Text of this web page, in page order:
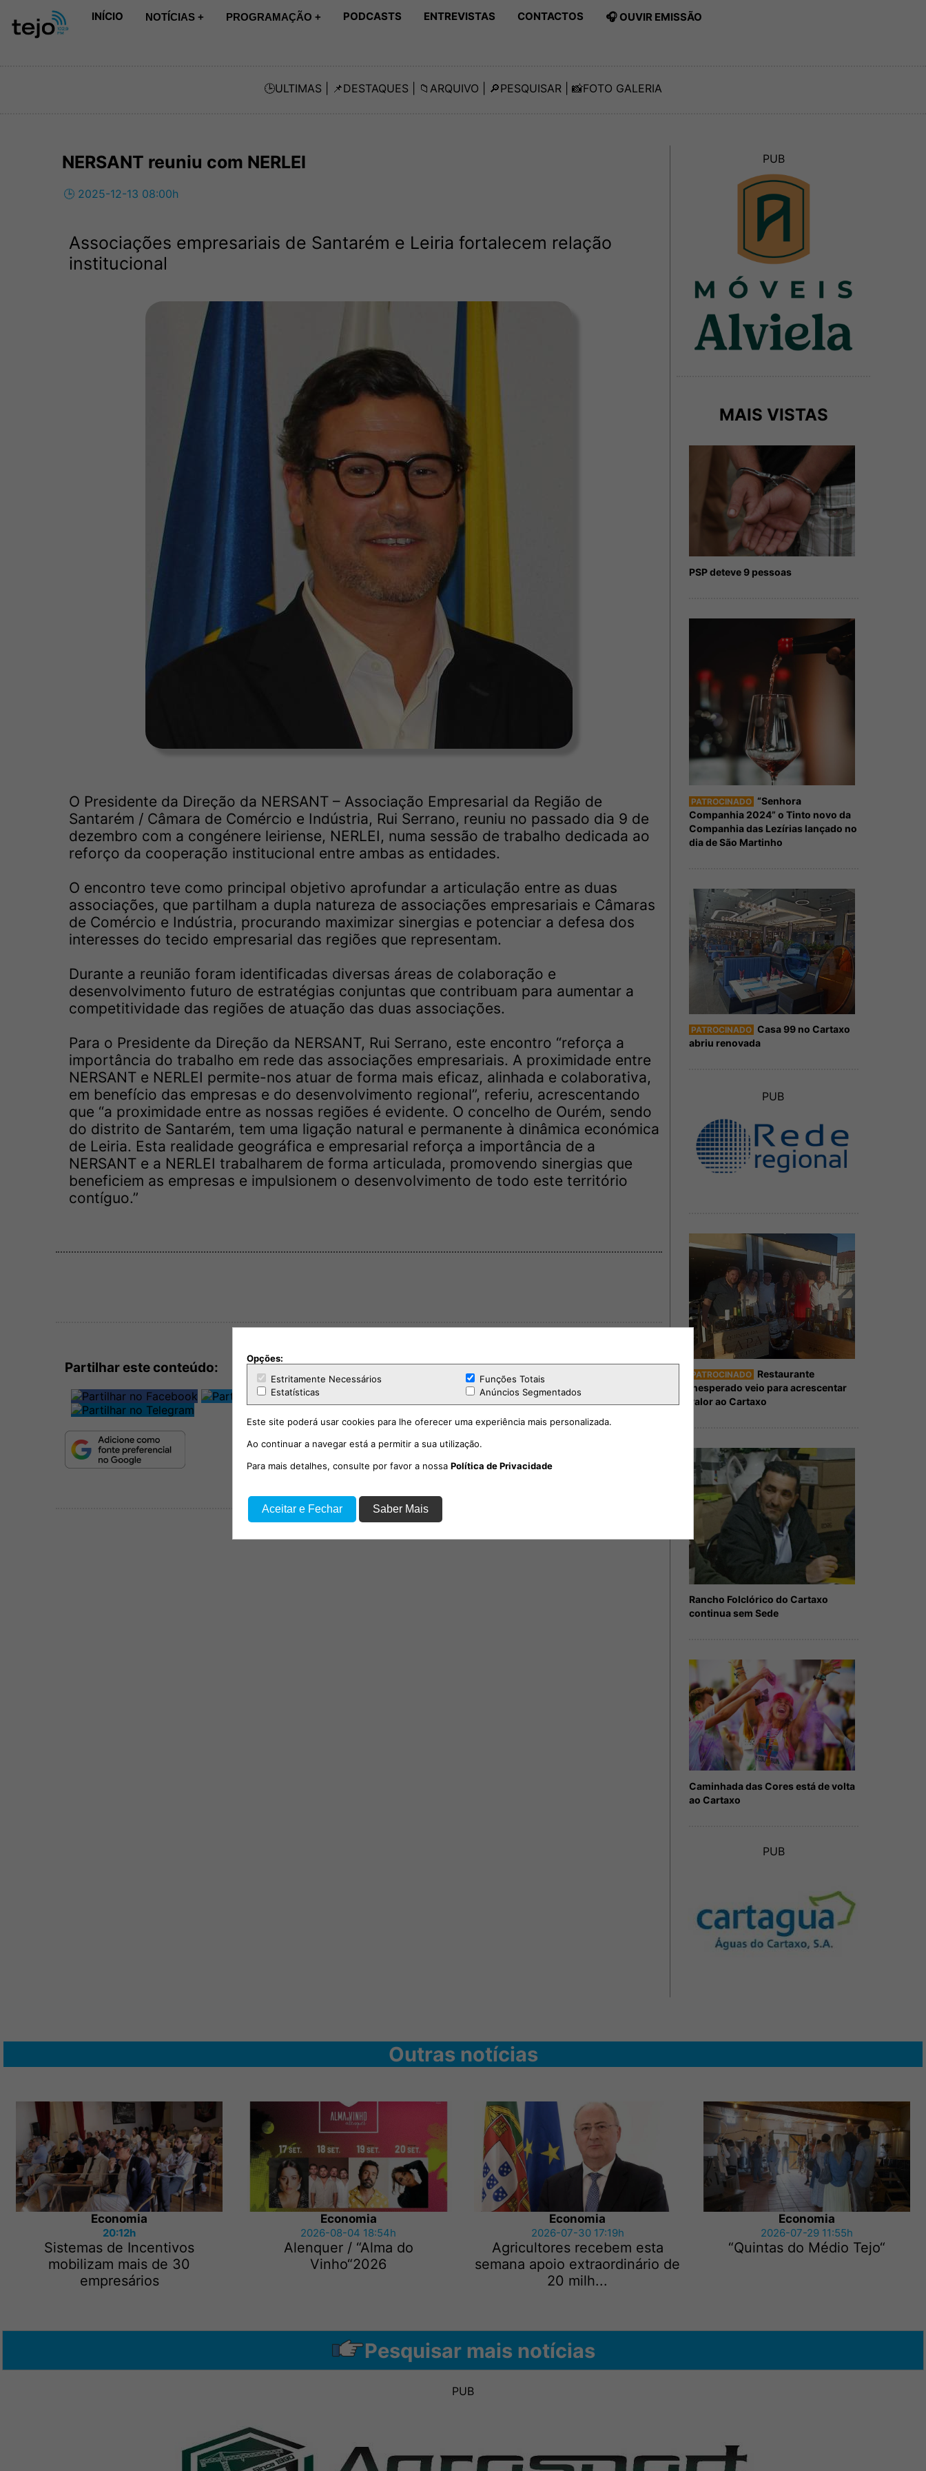
INÍCIO NOTÍCIAS + PROGRAMAÇÃO + PODCASTS ENTREVISTAS CONTACTOS 🎧 OUVIR EMISSÃO
🕒ULTIMAS | 📌DESTAQUES | 📁 ARQUIVO | 🔎PESQUISAR | 📸FOTO GALERIA
NERSANT reuniu com NERLEI
🕒 2025-12-13 08:00h
Associações empresariais de Santarém e Leiria fortalecem relação
institucional
O Presidente da Direção da NERSANT – Associação Empresarial da Região de
Santarém / Câmara de Comércio e Indústria, Rui Serrano, reuniu no passado dia 9 de
dezembro com a congénere leiriense, NERLEI, numa sessão de trabalho dedicada ao
reforço da cooperação institucional entre ambas as entidades.
O encontro teve como principal objetivo aprofundar a articulação entre as duas
associações, que partilham a dupla natureza de associações empresariais e Câmaras
de Comércio e Indústria, procurando maximizar sinergias e potenciar a defesa dos
interesses do tecido empresarial das regiões que representam.
Durante a reunião foram identificadas diversas áreas de colaboração e
desenvolvimento futuro de estratégias conjuntas que contribuam para aumentar a
competitividade das regiões de atuação das duas associações.
Para o Presidente da Direção da NERSANT, Rui Serrano, este encontro “reforça a
importância do trabalho em rede das associações empresariais. A proximidade entre
NERSANT e NERLEI permite-nos atuar de forma mais eficaz, alinhada e colaborativa,
em benefício das empresas e do desenvolvimento regional”, referiu, acrescentando
que “a proximidade entre as nossas regiões é evidente. O concelho de Ourém, sendo
do distrito de Santarém, tem uma ligação natural e permanente à dinâmica económica
de Leiria. Esta realidade geográfica e empresarial reforça a importância de a
NERSANT e a NERLEI trabalharem de forma articulada, promovendo sinergias que
beneficiem as empresas e impulsionem o desenvolvimento de todo este território
contíguo.”
Partilhar este conteúdo:
PUB
MAIS VISTAS
PSP deteve 9 pessoas
PATROCINADO “Senhora
Companhia 2024” o Tinto novo da
Companhia das Lezírias lançado no
dia de São Martinho
PATROCINADO Casa 99 no Cartaxo
abriu renovada
PUB
PATROCINADO Restaurante
Inesperado veio para acrescentar
valor ao Cartaxo
Rancho Folclórico do Cartaxo
continua sem Sede
Caminhada das Cores está de volta
ao Cartaxo
PUB
Outras notícias
Economia
20:12h
Sistemas de Incentivos
mobilizam mais de 30
empresários
Economia
2026-08-04 18:54h
Alenquer / “Alma do
Vinho“2026
Economia
2026-07-30 17:19h
Agricultores recebem esta
semana apoio extraordinário de
20 milh...
Economia
2026-07-29 11:55h
“Quintas do Médio Tejo“
Pesquisar mais notícias
PUB
Opções:
Estritamente Necessários
Funções Totais
Estatísticas
Anúncios Segmentados
Este site poderá usar cookies para lhe oferecer uma experiência mais personalizada.
Ao continuar a navegar está a permitir a sua utilização.
Para mais detalhes, consulte por favor a nossa Política de Privacidade
Aceitar e Fechar Saber Mais